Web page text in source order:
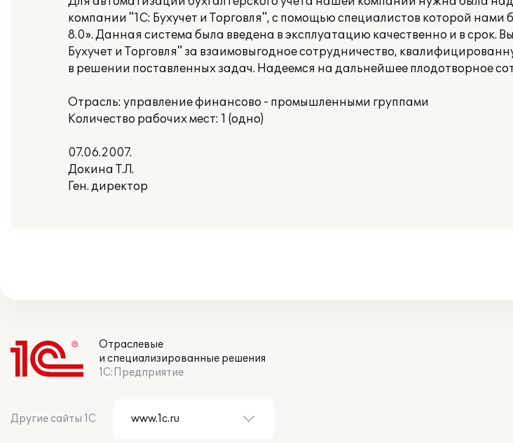
компании "1С: Бухучет и Торговля", с помощью специалистов которой нами
8.0». Данная система была введена в эксплуатацию качественно и в срок.
Бухучет и Торговля" за взаимовыгодное сотрудничество,
в решении поставленных задач. Надеемся на дальнейшее плодотворное
Отрасль: управление финансово - промышленными группами
Количество рабочих мест: 1 (одно)
07.06.2007.
Докина Т.Л.
Ген. директор
Отраслевые
и специализированные решения
1С:Предприятие
Другие сайты 1С